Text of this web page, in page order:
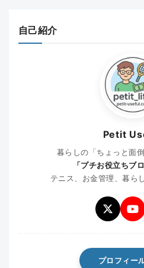
自己紹介
Petit
暮らしの「ちょっと面
「プチお役立ちブロ
テニス、お金管理、暮ら
プロフィー